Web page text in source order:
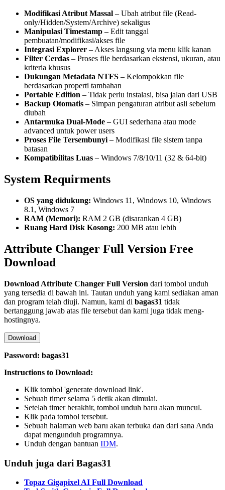
Modifikasi Atribut Massal – Ubah atribut file (Read-
only/Hidden/System/Archive) sekaligus
Manipulasi Timestamp – Edit tanggal
pembuatan/modifikasi/akses file
Integrasi Explorer – Akses langsung via menu klik kanan
Filter Cerdas – Proses file berdasarkan ekstensi, ukuran, atau
kriteria khusus
Dukungan Metadata NTFS – Kelompokkan file
berdasarkan properti tambahan
Portable Edition – Tidak perlu instalasi, bisa jalan dari USB
Backup Otomatis – Simpan pengaturan atribut asli sebelum
diubah
Antarmuka Dual-Mode – GUI sederhana atau mode
advanced untuk power users
Proses File Tersembunyi – Modifikasi file sistem tanpa
batasan
Kompatibilitas Luas – Windows 7/8/10/11 (32 & 64-bit)
System Requirments
OS yang didukung: Windows 11, Windows 10, Windows
8.1, Windows 7
RAM (Memori): RAM 2 GB (disarankan 4 GB)
Ruang Hard Disk Kosong: 200 MB atau lebih
Attribute Changer Full Version Free
Download
Download Attribute Changer Full Version dari tombol unduh
yang tersedia di bawah ini. Tautan unduh yang kami sediakan aman
dan program telah diuji. Namun, kami di bagas31 tidak
bertanggung jawab atas file tersebut dan kami juga tidak meng-
hostingnya.
Download
Password: bagas31
Instructions to Download:
Klik tombol 'generate download link'.
Sebuah timer selama 5 detik akan dimulai.
Setelah timer berakhir, tombol unduh baru akan muncul.
Klik pada tombol tersebut.
Sebuah halaman web baru akan terbuka dan dari sana Anda
dapat mengunduh programnya.
Unduh dengan bantuan IDM.
Unduh juga dari Bagas31
Topaz Gigapixel AI Full Download